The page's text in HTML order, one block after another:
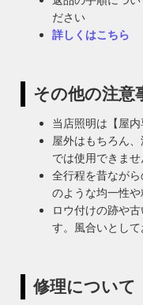
ださい
詳しくはこちら
その他の注意
当店照明は【屋
屋外はもちろん
では使用できませ
全行程を昔なが
のような均一性
ロウ付けの跡や
す。風合いとし
修理について